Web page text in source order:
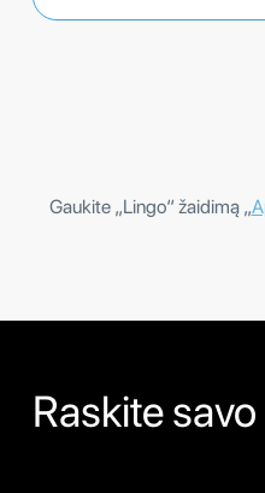
Gaukite „Lingo“ žaidimą „
Raskite